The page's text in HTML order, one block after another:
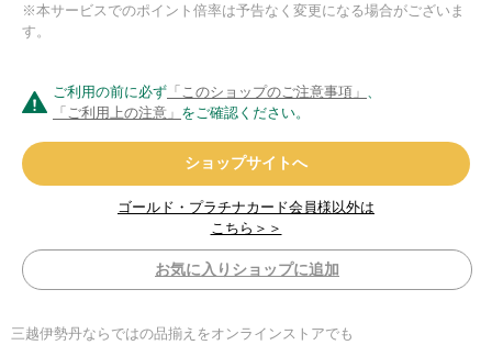
※本サービスでのポイント倍率は予告なく変更になる場合がございま
す。
ご利用の前に必ず 「このショップのご注意事項」 、
「ご利用上の注意」 をご確認ください。
ショップサイトへ
ゴールド・プラチナカード会員様以外は
こちら＞＞
お気に入りショップに追加
三越伊勢丹ならではの品揃えをオンラインストアでも